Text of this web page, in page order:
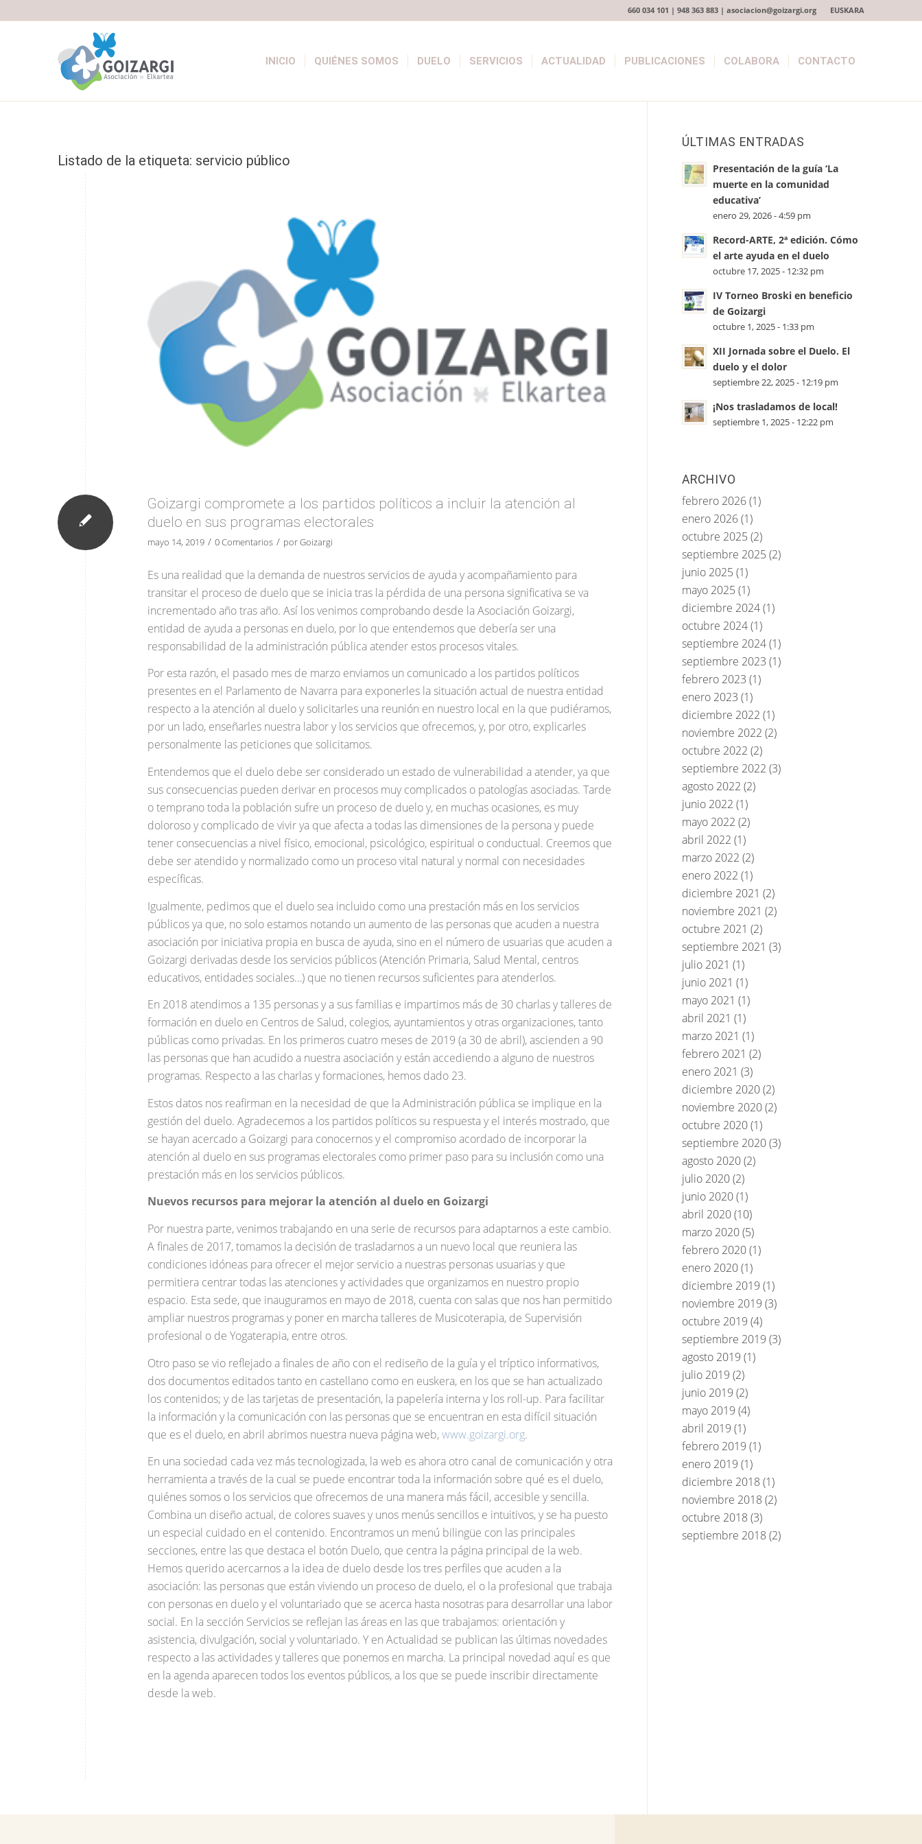
EUSKARA
660 034 101 | 948 363 883 | asociacion@goizargi.org
INICIO QUIÉNES SOMOS DUELO SERVICIOS ACTUALIDAD PUBLICACIONES COLABORA CONTACTO
Listado de la etiqueta: servicio público
Goizargi compromete a los partidos políticos a incluir la atención al
duelo en sus programas electorales
mayo 14, 2019 / 0 Comentarios / porGoizargi
Es una realidad que la demanda de nuestros servicios de ayuda y acompañamiento para
transitar el proceso de duelo que se inicia tras la pérdida de una persona significativa se va
incrementado año tras año. Así los venimos comprobando desde la Asociación Goizargi,
entidad de ayuda a personas en duelo, por lo que entendemos que debería ser una
responsabilidad de la administración pública atender estos procesos vitales.
Por esta razón, el pasado mes de marzo enviamos un comunicado a los partidos políticos
presentes en el Parlamento de Navarra para exponerles la situación actual de nuestra entidad
respecto a la atención al duelo y solicitarles una reunión en nuestro local en la que pudiéramos,
por un lado, enseñarles nuestra labor y los servicios que ofrecemos, y, por otro, explicarles
personalmente las peticiones que solicitamos.
Entendemos que el duelo debe ser considerado un estado de vulnerabilidad a atender, ya que
sus consecuencias pueden derivar en procesos muy complicados o patologías asociadas. Tarde
o temprano toda la población sufre un proceso de duelo y, en muchas ocasiones, es muy
doloroso y complicado de vivir ya que afecta a todas las dimensiones de la persona y puede
tener consecuencias a nivel físico, emocional, psicológico, espiritual o conductual. Creemos que
debe ser atendido y normalizado como un proceso vital natural y normal con necesidades
específicas.
Igualmente, pedimos que el duelo sea incluido como una prestación más en los servicios
públicos ya que, no solo estamos notando un aumento de las personas que acuden a nuestra
asociación por iniciativa propia en busca de ayuda, sino en el número de usuarias que acuden a
Goizargi derivadas desde los servicios públicos (Atención Primaria, Salud Mental, centros
educativos, entidades sociales…) que no tienen recursos suficientes para atenderlos.
En 2018 atendimos a 135 personas y a sus familias e impartimos más de 30 charlas y talleres de
formación en duelo en Centros de Salud, colegios, ayuntamientos y otras organizaciones, tanto
públicas como privadas. En los primeros cuatro meses de 2019 (a 30 de abril), ascienden a 90
las personas que han acudido a nuestra asociación y están accediendo a alguno de nuestros
programas. Respecto a las charlas y formaciones, hemos dado 23.
Estos datos nos reafirman en la necesidad de que la Administración pública se implique en la
gestión del duelo. Agradecemos a los partidos políticos su respuesta y el interés mostrado, que
se hayan acercado a Goizargi para conocernos y el compromiso acordado de incorporar la
atención al duelo en sus programas electorales como primer paso para su inclusión como una
prestación más en los servicios públicos.
Nuevos recursos para mejorar la atención al duelo en Goizargi
Por nuestra parte, venimos trabajando en una serie de recursos para adaptarnos a este cambio.
A finales de 2017, tomamos la decisión de trasladarnos a un nuevo local que reuniera las
condiciones idóneas para ofrecer el mejor servicio a nuestras personas usuarias y que
permitiera centrar todas las atenciones y actividades que organizamos en nuestro propio
espacio. Esta sede, que inauguramos en mayo de 2018, cuenta con salas que nos han permitido
ampliar nuestros programas y poner en marcha talleres de Musicoterapia, de Supervisión
profesional o de Yogaterapia, entre otros.
Otro paso se vio reflejado a finales de año con el rediseño de la guía y el tríptico informativos,
dos documentos editados tanto en castellano como en euskera, en los que se han actualizado
los contenidos; y de las tarjetas de presentación, la papelería interna y los roll-up. Para facilitar
la información y la comunicación con las personas que se encuentran en esta difícil situación
que es el duelo, en abril abrimos nuestra nueva página web,www.goizargi.org.
En una sociedad cada vez más tecnologizada, la web es ahora otro canal de comunicación y otra
herramienta a través de la cual se puede encontrar toda la información sobre qué es el duelo,
quiénes somos o los servicios que ofrecemos de una manera más fácil, accesible y sencilla.
Combina un diseño actual, de colores suaves y unos menús sencillos e intuitivos, y se ha puesto
un especial cuidado en el contenido. Encontramos un menú bilingüe con las principales
secciones, entre las que destaca el botón Duelo, que centra la página principal de la web.
Hemos querido acercarnos a la idea de duelo desde los tres perfiles que acuden a la
asociación: las personas que están viviendo un proceso de duelo, el o la profesional que trabaja
con personas en duelo y el voluntariado que se acerca hasta nosotras para desarrollar una labor
social. En la sección Servicios se reflejan las áreas en las que trabajamos: orientación y
asistencia, divulgación, social y voluntariado. Y en Actualidad se publican las últimas novedades
respecto a las actividades y talleres que ponemos en marcha. La principal novedad aquí es que
en la agenda aparecen todos los eventos públicos, a los que se puede inscribir directamente
desde la web.
ÚLTIMAS ENTRADAS
Presentación de la guía ‘La
muerte en la comunidad
educativa’
enero 29, 2026 - 4:59 pm
Record-ARTE, 2ª edición. Cómo
el arte ayuda en el duelo
octubre 17, 2025 - 12:32 pm
IV Torneo Broski en beneficio
de Goizargi
octubre 1, 2025 - 1:33 pm
XII Jornada sobre el Duelo. El
duelo y el dolor
septiembre 22, 2025 - 12:19 pm
¡Nos trasladamos de local!
septiembre 1, 2025 - 12:22 pm
ARCHIVO
febrero 2026(1)
enero 2026(1)
octubre 2025 (2)
septiembre 2025 (2)
junio 2025 (1)
mayo 2025 (1)
diciembre 2024(1)
octubre 2024(1)
septiembre 2024(1)
septiembre 2023 (1)
febrero 2023 (1)
enero 2023 (1)
diciembre 2022 (1)
noviembre 2022 (2)
octubre 2022 (2)
septiembre 2022 (3)
agosto 2022 (2)
junio 2022 (1)
mayo 2022 (2)
abril 2022 (1)
marzo 2022 (2)
enero 2022 (1)
diciembre 2021 (2)
noviembre 2021 (2)
octubre 2021 (2)
septiembre 2021 (3)
julio 2021 (1)
junio 2021 (1)
mayo 2021 (1)
abril 2021 (1)
marzo 2021 (1)
febrero 2021 (2)
enero 2021 (3)
diciembre 2020(2)
noviembre 2020(2)
octubre 2020(1)
septiembre 2020(3)
agosto 2020(2)
julio 2020(2)
junio 2020(1)
abril 2020(10)
marzo 2020(5)
febrero 2020(1)
enero 2020(1)
diciembre 2019 (1)
noviembre 2019 (3)
octubre 2019 (4)
septiembre 2019 (3)
agosto 2019 (1)
julio 2019 (2)
junio 2019 (2)
mayo 2019 (4)
abril 2019 (1)
febrero 2019 (1)
enero 2019 (1)
diciembre 2018 (1)
noviembre 2018 (2)
octubre 2018 (3)
septiembre 2018 (2)